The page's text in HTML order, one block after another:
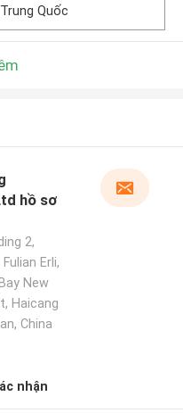
Quốc
2,
Erli,
New
Haicang
China
nhận